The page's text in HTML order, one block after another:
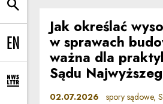
rozwiń wyszukiwarkę
Change language to EN
rozwiń formularz zapisu na newsletter
Jak określać
w sprawach
ważna dla
Sądu
02.07.2026 spory sądowe,